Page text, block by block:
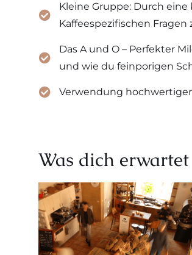
Kleine Gruppe: Durch
Kaffeespezifischen
Das A und O – Perfekter
und wie du feinporigen
Verwendung
Was dich erwartet